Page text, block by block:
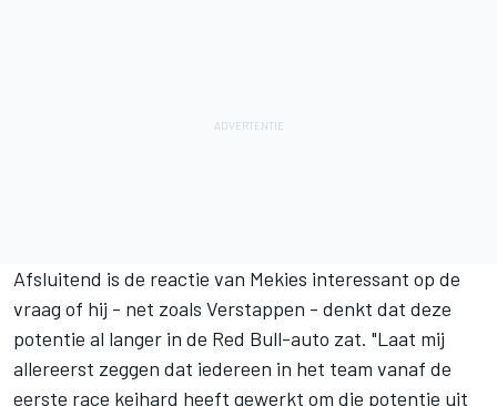
Afsluitend is de reactie van Mekies interessant op de
vraag of hij - net zoals Verstappen - denkt dat deze
potentie al langer in de Red Bull-auto zat. "Laat mij
allereerst zeggen dat iedereen in het team vanaf de
eerste race keihard heeft gewerkt om die potentie uit